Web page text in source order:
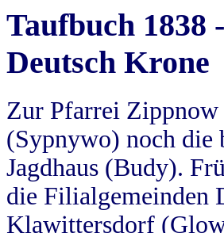
Taufbuch
Deutsch Krone
Zur Pfarrei Zippnow
(Sypnywo) noch die
Jagdhaus (Budy).
die Filialgemeinden
Klawittersdorf